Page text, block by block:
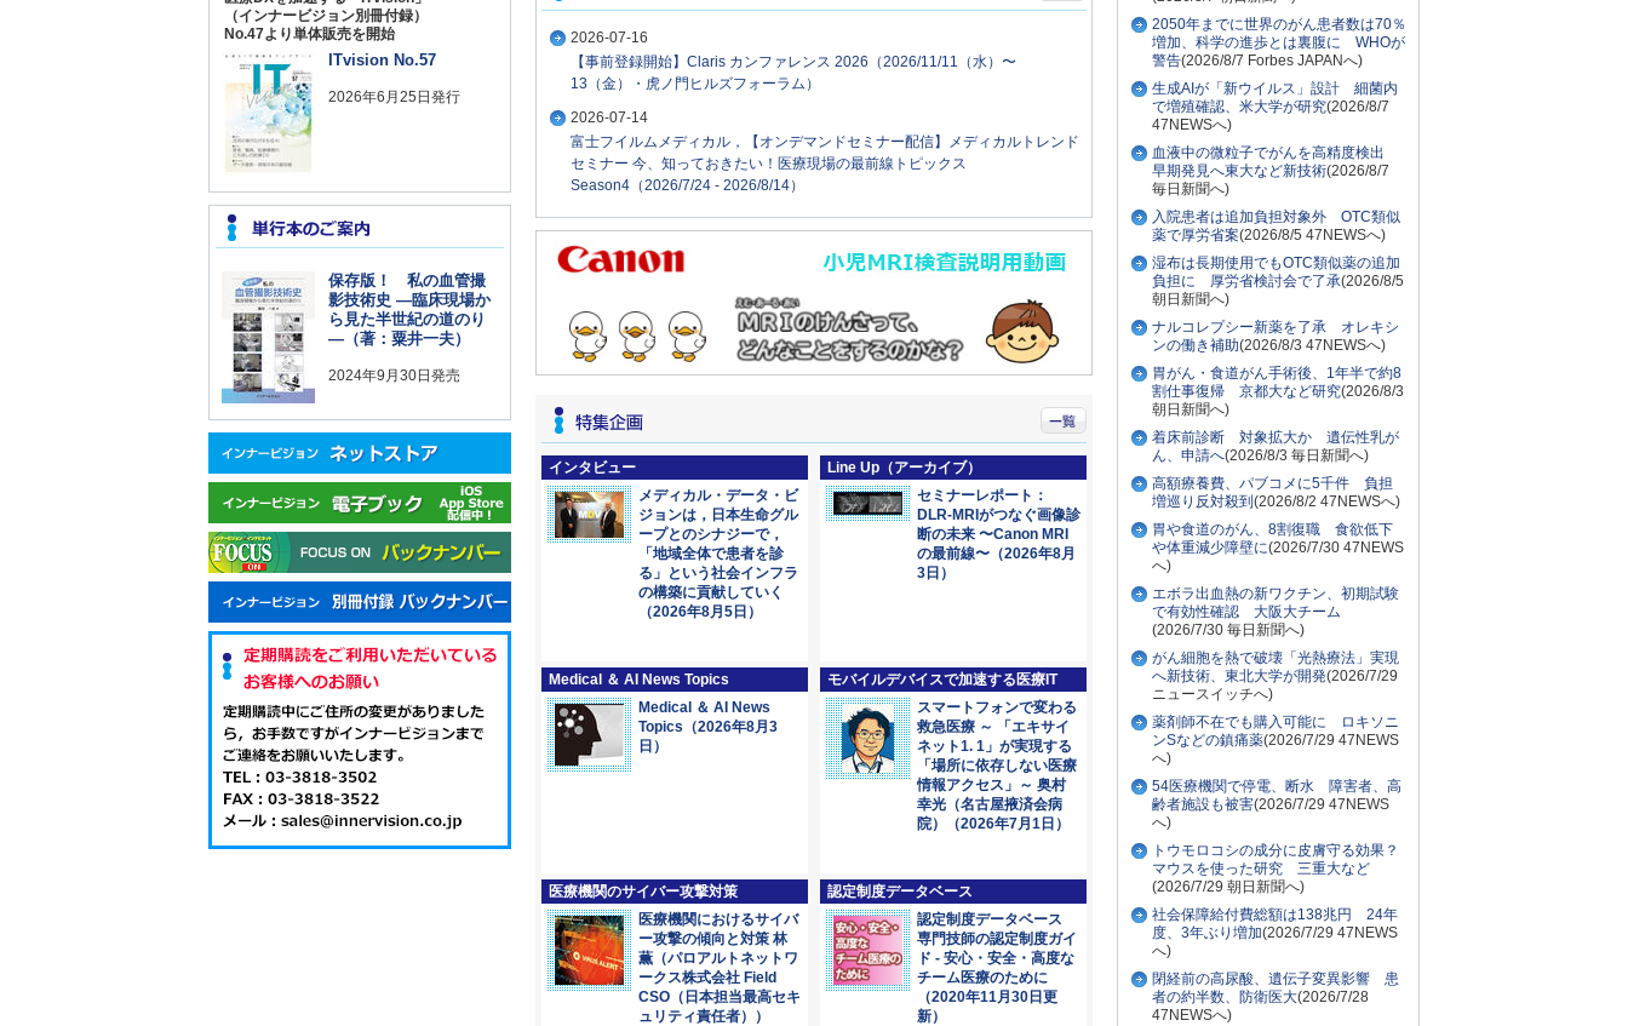
（インナービジョン別冊付録）
No.47より単体販売を開始
ITvision No.57
2026年6月25日発行
保存版！ 私の血管撮
影技術史 —臨床現場か
ら見た半世紀の道のり
—（著：粟井一夫）
2024年9月30日発売
2026-07-16
【事前登録開始】Claris カンファレンス 2026（2026/11/11（水）〜
13（金）・虎ノ門ヒルズフォーラム）
2026-07-14
富士フイルムメディカル，【オンデマンドセミナー配信】メディカルトレンド
セミナー 今、知っておきたい！医療現場の最前線トピックス
Season4（2026/7/24 - 2026/8/14）
インタビュー
メディカル・データ・ビ
ジョンは，日本生命グル
ープとのシナジーで，
「地域全体で患者を診
る」という社会インフラ
の構築に貢献していく
（2026年8月5日）
Line Up（アーカイブ）
セミナーレポート：
DLR-MRIがつなぐ画像診
断の未来 〜Canon MRI
の最前線〜（2026年8月
3日）
Medical ＆ AI News Topics
Medical ＆ AI News
Topics（2026年8月3
日）
モバイルデバイスで加速する医療IT
スマートフォンで変わる
救急医療 ～ 「エキサイ
ネット1. 1」が実現する
「場所に依存しない医療
情報アクセス」～ 奥村
幸光（名古屋掖済会病
院）（2026年7月1日）
医療機関のサイバー攻撃対策
医療機関におけるサイバ
ー攻撃の傾向と対策 林
薫（パロアルトネットワ
ークス株式会社 Field
CSO（日本担当最高セキ
ュリティ責任者））
認定制度データベース
認定制度データベース
専門技師の認定制度ガイ
ド - 安心・安全・高度な
チーム医療のために
（2020年11月30日更
新）
2050年までに世界のがん患者数は70％
増加、科学の進歩とは裏腹に WHOが
警告(2026/8/7 Forbes JAPANへ)
生成AIが「新ウイルス」設計 細菌内
で増殖確認、米大学が研究(2026/8/7
47NEWSへ)
血液中の微粒子でがんを高精度検出
早期発見へ東大など新技術(2026/8/7
毎日新聞へ)
入院患者は追加負担対象外 OTC類似
薬で厚労省案(2026/8/5 47NEWSへ)
湿布は長期使用でもOTC類似薬の追加
負担に 厚労省検討会で了承(2026/8/5
朝日新聞へ)
ナルコレプシー新薬を了承 オレキシ
ンの働き補助(2026/8/3 47NEWSへ)
胃がん・食道がん手術後、1年半で約8
割仕事復帰 京都大など研究(2026/8/3
朝日新聞へ)
着床前診断 対象拡大か 遺伝性乳が
ん、申請へ(2026/8/3 毎日新聞へ)
高額療養費、パブコメに5千件 負担
増巡り反対殺到 (2026/8/2 47NEWSへ)
胃や食道のがん、8割復職 食欲低下
や体重減少障壁に(2026/7/30 47NEWS
へ)
エボラ出血熱の新ワクチン、初期試験
で有効性確認 大阪大チーム
(2026/7/30 毎日新聞へ)
がん細胞を熱で破壊「光熱療法」実現
へ新技術、東北大学が開発(2026/7/29
ニュースイッチへ)
薬剤師不在でも購入可能に ロキソニ
ンSなどの鎮痛薬(2026/7/29 47NEWS
へ)
54医療機関で停電、断水 障害者、高
齢者施設も被害(2026/7/29 47NEWS
へ)
トウモロコシの成分に皮膚守る効果？
マウスを使った研究 三重大など
(2026/7/29 朝日新聞へ)
社会保障給付費総額は138兆円 24年
度、3年ぶり増加(2026/7/29 47NEWS
へ)
閉経前の高尿酸、遺伝子変異影響 患
者の約半数、防衛医大(2026/7/28
47NEWSへ)